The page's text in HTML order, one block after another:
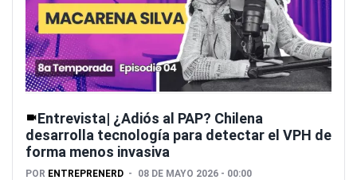
Entrevista| ¿Adiós al PAP? Chilena
desarrolla tecnología para detectar el VPH de
forma menos invasiva
POR ENTREPRENERD 08 DE MAYO 2026 - 00:00